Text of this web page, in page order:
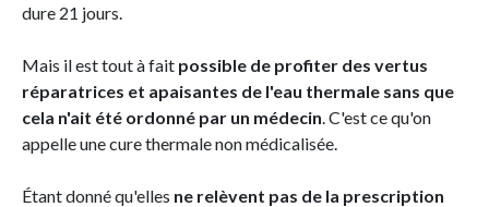
dure 21 jours.
Mais il est tout à fait possible de profiter des vertus
réparatrices et apaisantes de l'eau thermale sans que
cela n'ait été ordonné par un médecin. C'est ce qu'on
appelle une cure thermale non médicalisée.
Étant donné qu'elles ne relèvent pas de la prescription